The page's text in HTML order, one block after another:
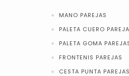
MANO PAREJAS
PALETA CUERO
PALETA GOMA
FRONTENIS PAREJAS
CESTA PUNTA PAREJAS